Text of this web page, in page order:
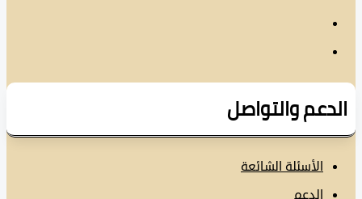
والتواصل
الأسئلة الشائعة
الدعم